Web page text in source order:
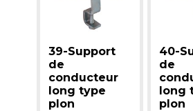
39-Support
de
conducteur
long type
plon
40-
de
long
plon